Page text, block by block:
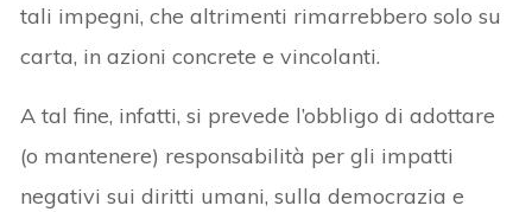
tali impegni, che altrimenti rimarrebbero solo su
carta, in azioni concrete e vincolanti.
A tal fine, infatti, si prevede l’obbligo di adottare
(o mantenere) responsabilità per gli impatti
negativi sui diritti umani, sulla democrazia e